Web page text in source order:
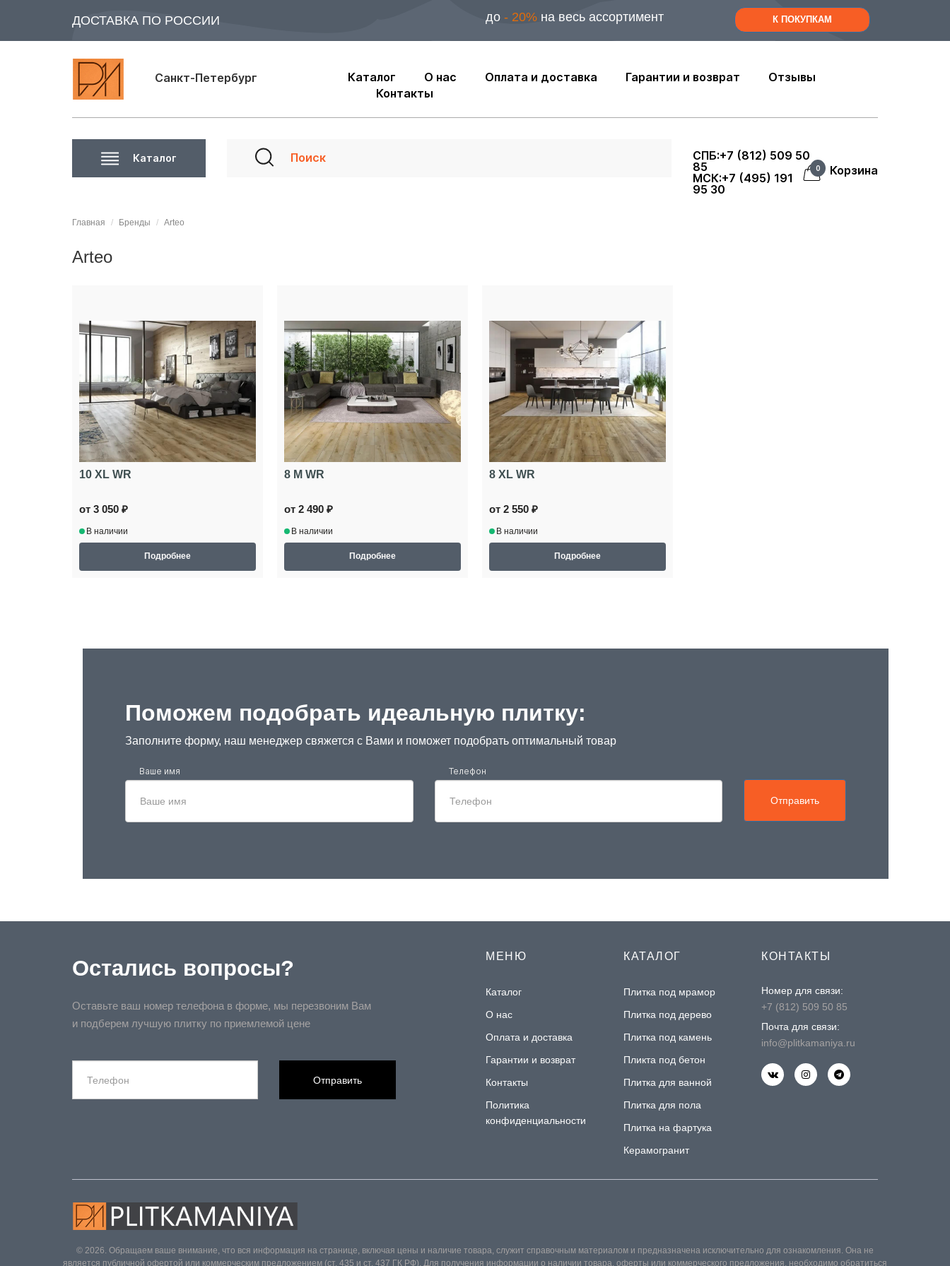
ДОСТАВКА ПО РОССИИ до - 20% на весь ассортимент К ПОКУПКАМ
Санкт-Петербург Каталог О нас Оплата и доставка Гарантии и возврат
Отзывы
Контакты
Каталог
СПБ:+7 (812) 509 50
85
МСК:+7 (495) 191
95 30
0 Корзина
Главная Бренды Arteo
Arteo
10 XL WR
от 3 050 ₽
В наличии
Подробнее
8 M WR
от 2 490 ₽
В наличии
Подробнее
8 XL WR
от 2 550 ₽
В наличии
Подробнее
Поможем подобрать идеальную плитку:
Заполните форму, наш менеджер свяжется с Вами и поможет подобрать оптимальный товар
Ваше имя Телефон
Отправить
Остались вопросы?
Оставьте ваш номер телефона в форме, мы перезвоним Вам
и подберем лучшую плитку по приемлемой цене
Отправить
МЕНЮ
Каталог
О нас
Оплата и доставка
Гарантии и возврат
Контакты
Политика
конфиденциальности
КАТАЛОГ
Плитка под мрамор
Плитка под дерево
Плитка под камень
Пликта под бетон
Плитка для ванной
Плитка для пола
Плитка на фартука
Керамогранит
КОНТАКТЫ
Номер для связи:
+7 (812) 509 50 85
Почта для связи:
info@plitkamaniya.ru
© 2026. Обращаем ваше внимание, что вся информация на странице, включая цены и наличие товара, служит справочным материалом и предназначена исключительно для ознакомления. Она не
является публичной офертой или коммерческим предложением (ст. 435 и ст. 437 ГК РФ). Для получения информации о наличии товара, оферты или коммерческого предложения, необходимо обратиться